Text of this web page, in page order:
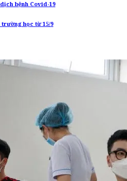
bệnh Covid-19
trường học từ 15/9